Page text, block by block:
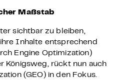
Maßstab
sichtbar zu bleiben,
Inhalte entsprechend
Engine Optimization)
Königsweg, rückt nun auch
(GEO) in den Fokus.